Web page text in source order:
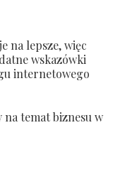
na lepsze, więc
wskazówki
internetowego
temat biznesu w